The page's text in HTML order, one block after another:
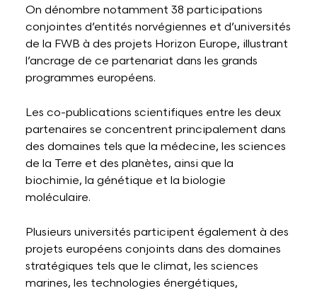
On dénombre notamment 38 participations
conjointes d’entités norvégiennes et d’universités
de la FWB à des projets Horizon Europe, illustrant
l’ancrage de ce partenariat dans les grands
programmes européens.
Les co-publications scientifiques entre les deux
partenaires se concentrent principalement dans
des domaines tels que la médecine, les sciences
de la Terre et des planètes, ainsi que la
biochimie, la génétique et la biologie
moléculaire.
Plusieurs universités participent également à des
projets européens conjoints dans des domaines
stratégiques tels que le climat, les sciences
marines, les technologies énergétiques,